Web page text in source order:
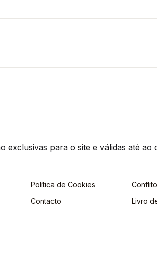
exclusivas para o site e válidas até
Política de Cookies
Contacto
Livro